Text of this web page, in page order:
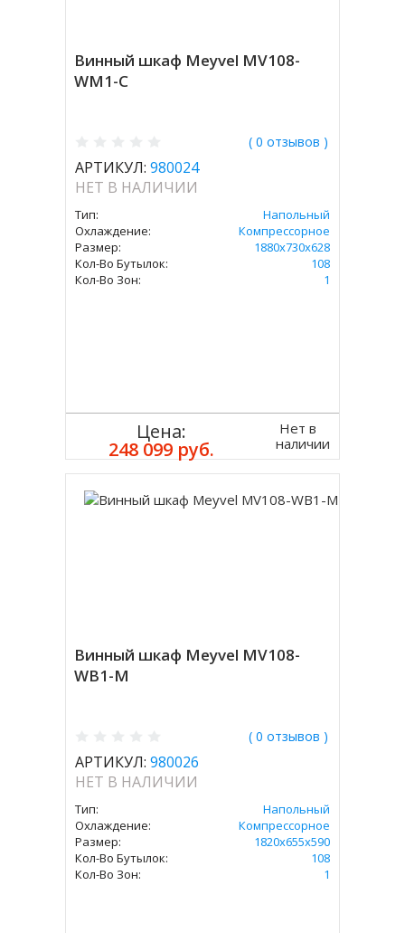
Винный шкаф Meyvel MV108-
WM1-C
( 0 отзывов )
АРТИКУЛ: 980024
НЕТ В НАЛИЧИИ
Тип:
Напольный
Охлаждение:
Компрессорное
Размер:
1880х730х628
Кол-Во Бутылок:
108
Кол-Во Зон:
1
Цена:
248 099 руб.
Нет в
наличии
Винный шкаф Meyvel MV108-
WB1-M
( 0 отзывов )
АРТИКУЛ: 980026
НЕТ В НАЛИЧИИ
Тип:
Напольный
Охлаждение:
Компрессорное
Размер:
1820х655х590
Кол-Во Бутылок:
108
Кол-Во Зон:
1